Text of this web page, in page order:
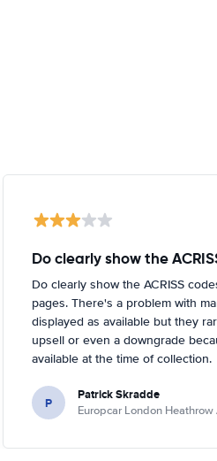
Do clearly show the
Do clearly show the ACRISS
pages. There's a problem with
displayed as available but they
upsell or even a downgrade
available at the time of collection.
P Patrick Skradde
Europcar London